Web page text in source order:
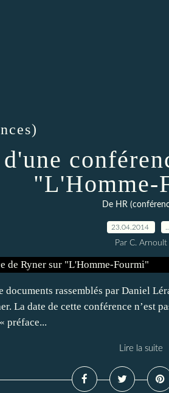
"L'Homme-
De HR
23.04.2014
Par C. Arnoult
documents rassemblés par Daniel
La date de cette conférence n’est
préface...
Lire la suite